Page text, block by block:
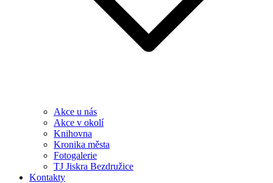
Akce u nás
Akce v okolí
Knihovna
Kronika města
Fotogalerie
TJ Jiskra Bezdružice
Kontakty